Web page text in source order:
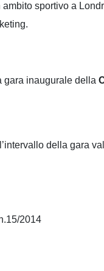
sportivo a
gara inaugurale della
della gara
2014